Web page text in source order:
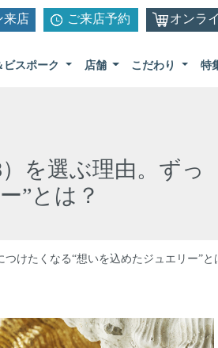
来店 ご来店予約 オンラ
ビスポーク 店舗 こだわり 特
を選ぶ理由。ずっ
”とは？
けたくなる“想いを込めたジュエリー”と